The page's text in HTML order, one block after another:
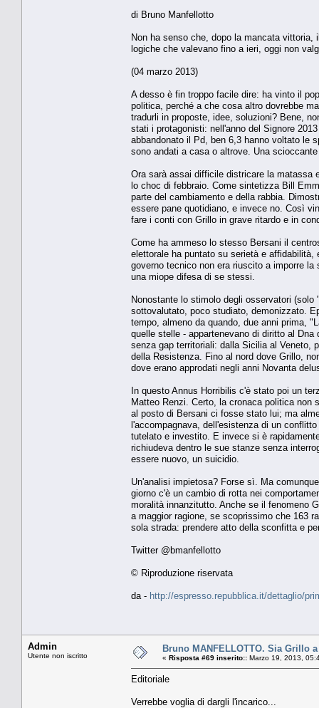
di Bruno Manfellotto
Non ha senso che, dopo la mancata
logiche che valevano fino a ieri, oggi non
(04 marzo 2013)
A desso è fin troppo facile dire: ha vinto il
politica, perché a che cosa altro dovrebbe
tradurli in proposte, idee, soluzioni? Bene,
stati i protagonisti: nell'anno del Signore
abbandonato il Pd, ben 6,3 hanno voltato le
sono andati a casa o altrove. Una
Ora sarà assai difficile districare la matassa
lo choc di febbraio. Come sintetizza Bill
parte del cambiamento e della rabbia.
essere pane quotidiano, e invece no. Così
fare i conti con Grillo in grave ritardo e in
Come ha ammeso lo stesso Bersani il
elettorale ha puntato su serietà e
governo tecnico non era riuscito a imporre
una miope difesa di se stessi.
Nonostante lo stimolo degli osservatori
sottovalutato, poco studiato, demonizzato.
tempo, almeno da quando, due anni prima,
quelle stelle - appartenevano di diritto al
senza gap territoriali: dalla Sicilia al Veneto,
della Resistenza. Fino al nord dove Grillo,
dove erano approdati negli anni Novanta
In questo Annus Horribilis c'è stato poi un
Matteo Renzi. Certo, la cronaca politica
al posto di Bersani ci fosse stato lui; ma
l'accompagnava, dell'esistenza di un
tutelato e investito. E invece si è
richiudeva dentro le sue stanze senza
essere nuovo, un suicidio.
Un'analisi impietosa? Forse sì. Ma
giorno c'è un cambio di rotta nei
moralità innanzitutto. Anche se il fenomeno
a maggior ragione, se scoprissimo che 163
sola strada: prendere atto della sconfitta e
Twitter @bmanfellotto
© Riproduzione riservata
da - http://espresso.repubblica.it/dettaglio/
Admin
Utente non iscritto
Bruno MANFELLOTTO. Sia Grillo
« Risposta #69 inserito:: Marzo 19, 2013,
Editoriale
Verrebbe voglia di dargli l'incarico...